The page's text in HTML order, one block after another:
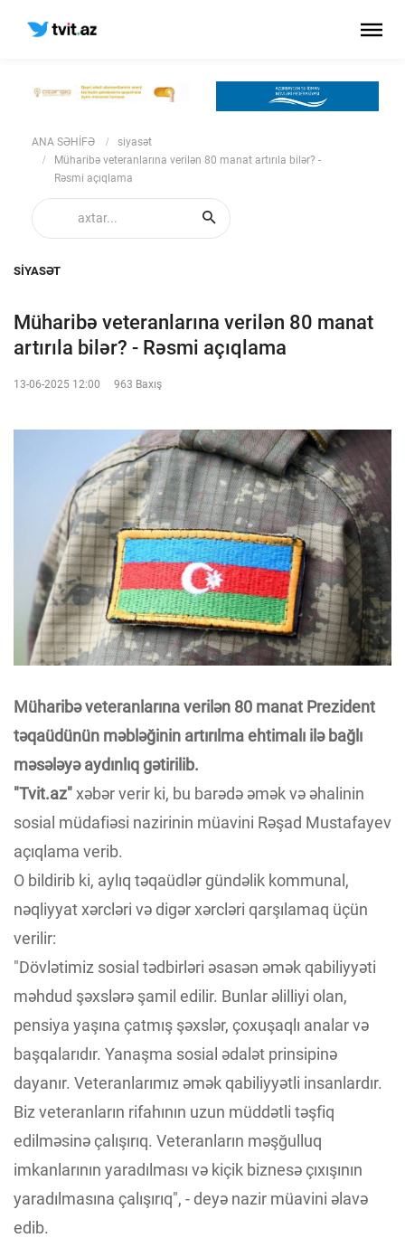
ANA SƏHİFƏ
siyasət
Müharibə veteranlarına verilən 80 manat artırıla bilər? -
Rəsmi açıqlama
SIYASƏT
Müharibə veteranlarına verilən 80 manat
artırıla bilər? - Rəsmi açıqlama
13-06-2025 12:00 963 Baxış
Müharibə veteranlarına verilən 80 manat Prezident
təqaüdünün məbləğinin artırılma ehtimalı ilə bağlı
məsələyə aydınlıq gətirilib.
"Tvit.az"xəbər verir ki, bu barədə əmək və əhalinin
sosial müdafiəsi nazirinin müavini Rəşad Mustafayev
açıqlama verib.
O bildirib ki, aylıq təqaüdlər gündəlik kommunal,
nəqliyyat xərcləri və digər xərcləri qarşılamaq üçün
verilir:
"Dövlətimiz sosial tədbirləri əsasən əmək qabiliyyəti
məhdud şəxslərə şamil edilir. Bunlar əlilliyi olan,
pensiya yaşına çatmış şəxslər, çoxuşaqlı analar və
başqalarıdır. Yanaşma sosial ədalət prinsipinə
dayanır. Veteranlarımız əmək qabiliyyətli insanlardır.
Biz veteranların rifahının uzun müddətli təşfiq
edilməsinə çalışırıq. Veteranların məşğulluq
imkanlarının yaradılması və kiçik biznesə çıxışının
yaradılmasına çalışırıq", - deyə nazir müavini əlavə
edib.